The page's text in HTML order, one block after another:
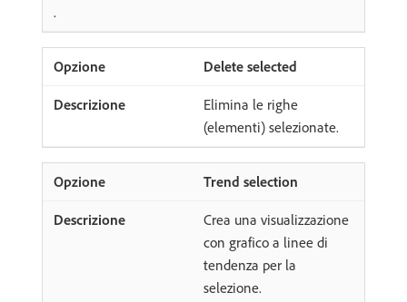
.
Delete selected
Elimina le righe
(elementi) selezionate.
Trend selection
Crea una visualizzazione
con grafico a linee di
tendenza per la
selezione.